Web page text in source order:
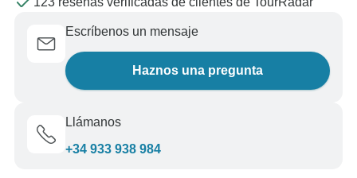
Escríbenos un mensaje
Haznos una pregunta
Llámanos
+34 933 938 984